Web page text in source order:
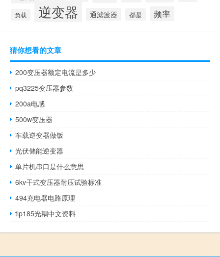
负载 逆变器 通滤波器 都是 频率
猜你想看的文章
200变压器额定电流是多少
pq3225变压器参数
200a电感
500w变压器
车载逆变器做饭
光伏储能逆变器
单片机串口是什么意思
6kv干式变压器耐压试验标准
494充电器电路原理
tlp185光耦中文资料